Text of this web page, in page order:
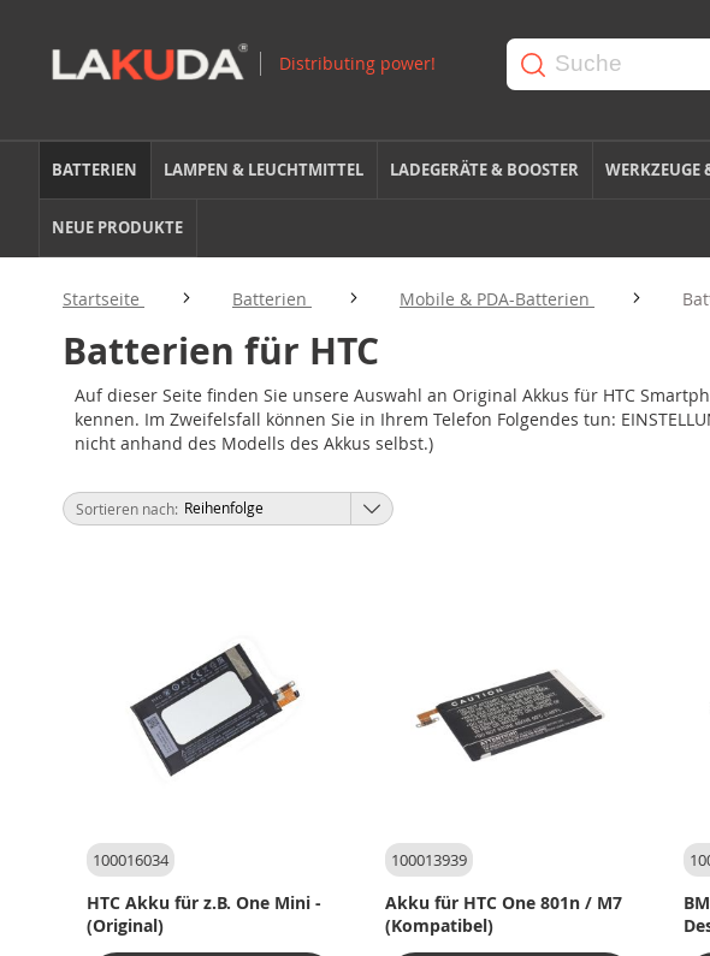
BATTERIEN LAMPEN & LEUCHTMITTEL LADEGERÄTE & BOOSTER WERKZEUGE
NEUE PRODUKTE
Startseite Batterien Mobile & PDA-Batterien
Batterien für HTC
Auf dieser Seite finden Sie unsere Auswahl an Original Akkus für HTC
kennen. Im Zweifelsfall können Sie in Ihrem Telefon Folgendes tun:
nicht anhand des Modells des Akkus selbst.)
Sortieren nach
100016034
HTC Akku für z.B. One Mini -
(Original)
100013939
Akku für HTC One 801n / M7
(Kompatibel)